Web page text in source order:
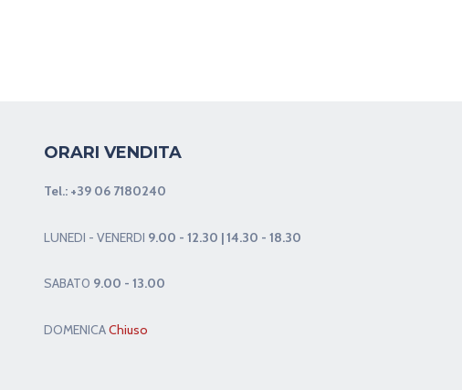
ORARI VENDITA
Tel.: +39 06 7180240
LUNEDI - VENERDI 9.00 - 12.30 | 14.30 - 18.30
SABAT0 9.00 - 13.00
DOMENICAChiuso